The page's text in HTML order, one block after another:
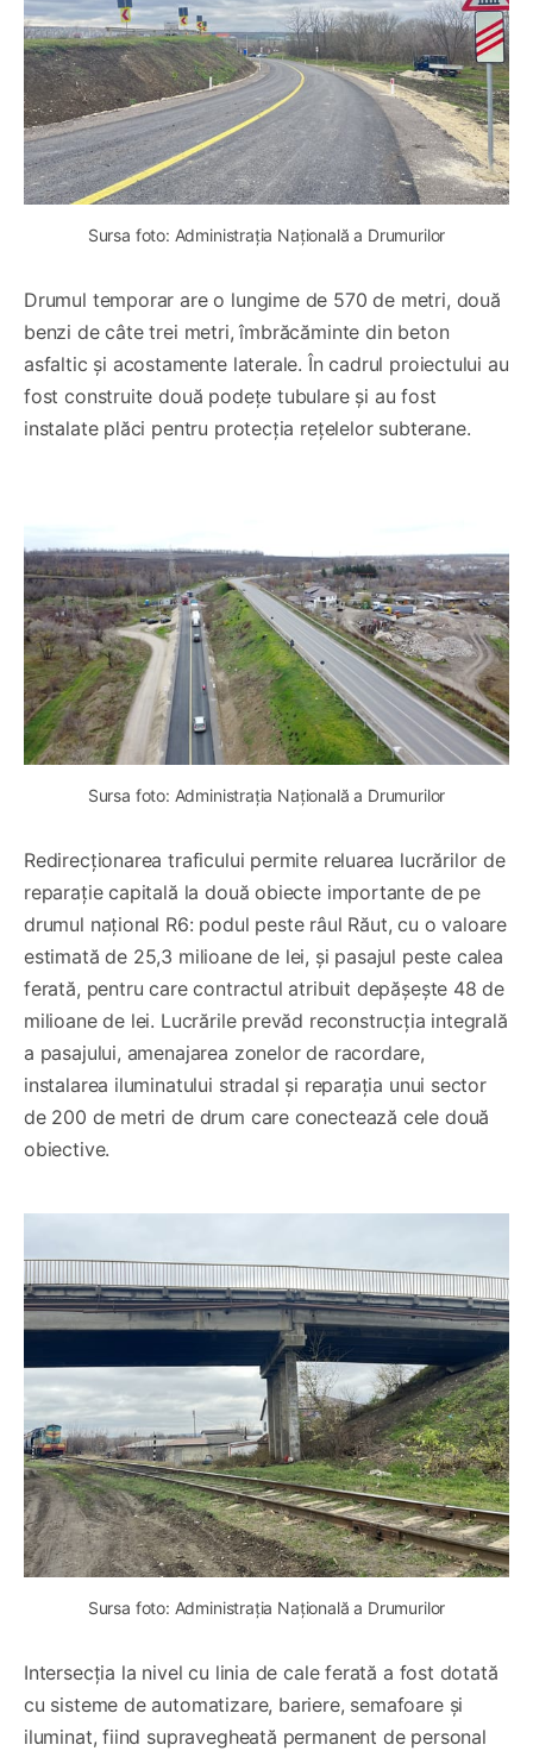
Sursa foto: Administrația Națională a Drumurilor
Drumul temporar are o lungime de 570 de metri, două
benzi de câte trei metri, îmbrăcăminte din beton
asfaltic și acostamente laterale. În cadrul proiectului au
fost construite două podețe tubulare și au fost
instalate plăci pentru protecția rețelelor subterane.
Sursa foto: Administrația Națională a Drumurilor
Redirecționarea traficului permite reluarea lucrărilor de
reparație capitală la două obiecte importante de pe
drumul național R6: podul peste râul Răut, cu o valoare
estimată de 25,3 milioane de lei, și pasajul peste calea
ferată, pentru care contractul atribuit depășește 48 de
milioane de lei. Lucrările prevăd reconstrucția integrală
a pasajului, amenajarea zonelor de racordare,
instalarea iluminatului stradal și reparația unui sector
de 200 de metri de drum care conectează cele două
obiective.
Sursa foto: Administrația Națională a Drumurilor
Intersecția la nivel cu linia de cale ferată a fost dotată
cu sisteme de automatizare, bariere, semafoare și
iluminat, fiind supravegheată permanent de personal